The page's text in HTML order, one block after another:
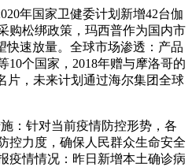
年国家卫健委计划新增42台伽
购松绑政策，玛西普作为国内市
快速放量。全球市场渗透：产品
10个国家，2018年赠与摩洛哥的
片，未来计划通过海尔集团全球
：针对当前疫情防控形势，各
控力度，确保人民群众生命安全
疫情情况：昨日新增本土确诊病